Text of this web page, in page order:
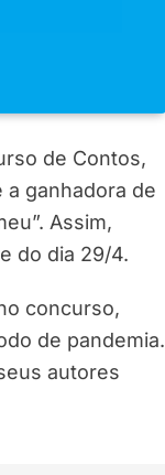
de Contos,
a ganhadora de
Assim,
do dia 29/4.
concurso,
de pandemia.
autores